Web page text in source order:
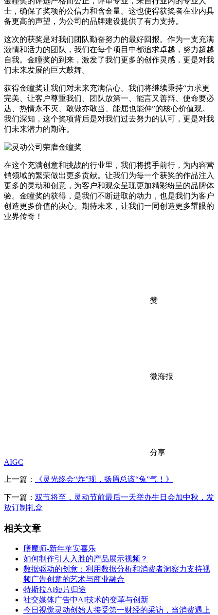
士，确保了奖项的公信力和含金量。这也使得获奖者在业内具
备更高的声望，为公司的品牌建设提供了有力支持。
这次的获奖是对我们团队勤奋努力的最好回报。作为一支充满
激情和活力的团队，我们在每个项目中都追求卓越，努力超越
自我。金瞳奖的到来，激发了我们更多的创作灵感，更是对我
们未来发展的巨大鼓舞。
获得金瞳奖让我们对未来充满信心。我们将继续秉持“力求更
完美、让客户尊重我们、团队放第一、能言又善辩、使命要必
达、热情永不灭、敢做亦敢当、能屈也能伸”的核心价值观。
我们深知，这个奖项背后是对我们过去努力的认可，更是对我
们未来潜力的期许。
在这个充满创意和挑战的行业里，我们将携手前行，为内容营
销领域的繁荣做出更多贡献。让我们为每一个获奖的作品注入
更多的灵动和创意，为客户和观众呈现更加精彩纷呈的品牌体
验。金瞳奖的获得，是我们不断进取的动力，也是我们为客户
创造更多价值的决心。期待未来，让我们一同创造更多耀眼的
业界传奇！
赞
微海报
分享
AIGC
上一篇： 《灵光终会“炸”现，扬眉总该“兔”气！》
下一篇： 双节将至，灵动节前最后一天举办生日会加中秋，发
放订制礼盒
相关文章
膳魔师-新年苹安喜乐
如何制作引人入胜的产品展示视频？
数据驱动的创意：利用数据分析和消费者洞察力支持视
频广告创意的艺术与商业融合
特斯拉AI短片归途
社交媒体广告中AI技术的变革与创新
今日视觉灵动创始人接受第一财经的采访，当消费遇上